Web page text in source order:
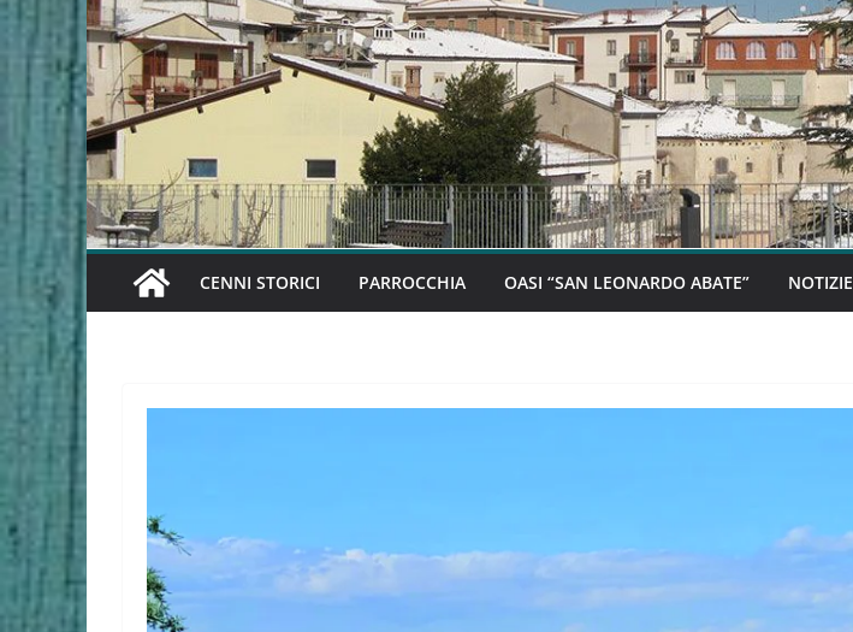
CENNI STORICI PARROCCHIA OASI “SAN LEONARDO ABATE” NOTIZIE